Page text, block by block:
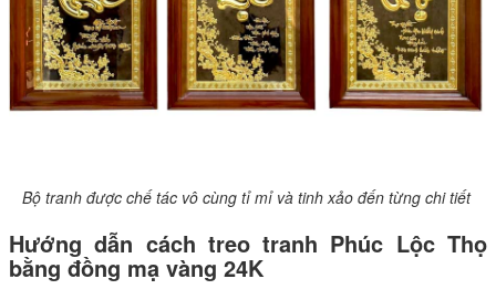
Bộ tranh được chế tác vô cùng tỉ mỉ và tinh xảo đến từng chi tiết
Hướng dẫn cách treo tranh Phúc Lộc Thọ
bằng đồng mạ vàng 24K